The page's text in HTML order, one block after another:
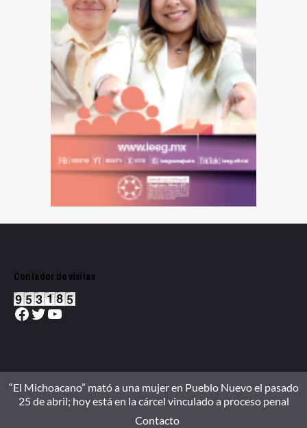
Contador de visitas
Facebook
Twitter
YouTube
“El Michoacano” mató a una mujer en Pueblo Nuevo el pasado
25 de abril; hoy está en la cárcel vinculado a proceso penal
Contacto